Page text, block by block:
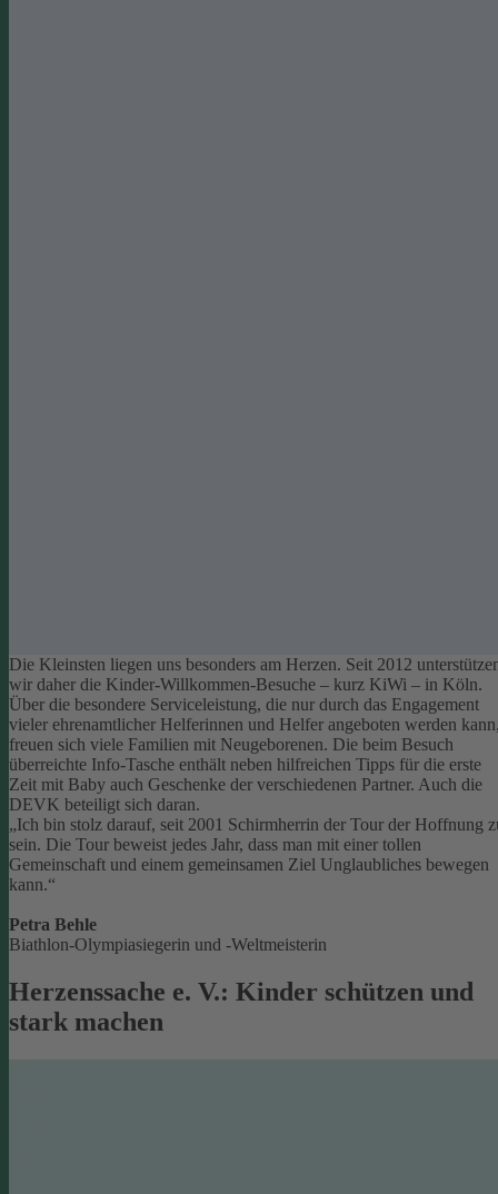
Die Kleinsten liegen uns besonders am Herzen. Seit 2012
wir daher die Kinder-Willkommen-Besuche – kurz KiWi – in Köln.
Über die besondere Serviceleistung, die nur durch das Engagement
vieler ehrenamtlicher Helferinnen und Helfer angeboten werden
freuen sich viele Familien mit Neugeborenen. Die beim Besuch
überreichte Info-Tasche enthält neben hilfreichen Tipps für die erste
Zeit mit Baby auch Geschenke der verschiedenen Partner. Auch die
DEVK beteiligt sich daran.
„Ich bin stolz darauf, seit 2001 Schirmherrin der Tour der Hoffnung
sein. Die Tour beweist jedes Jahr, dass man mit einer tollen
Gemeinschaft und einem gemeinsamen Ziel Unglaubliches bewegen
kann.“
Petra Behle
Biathlon-Olympiasiegerin und -Weltmeisterin
Herzenssache e. V.: Kinder schützen und
stark machen